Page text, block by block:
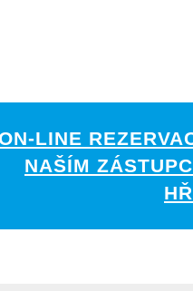
LINE
NAŠÍM